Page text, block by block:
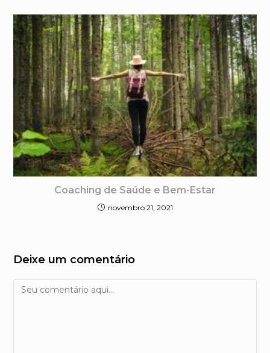
Coaching de Saúde e Bem-Estar
novembro 21, 2021
Deixe um comentário
Comentário